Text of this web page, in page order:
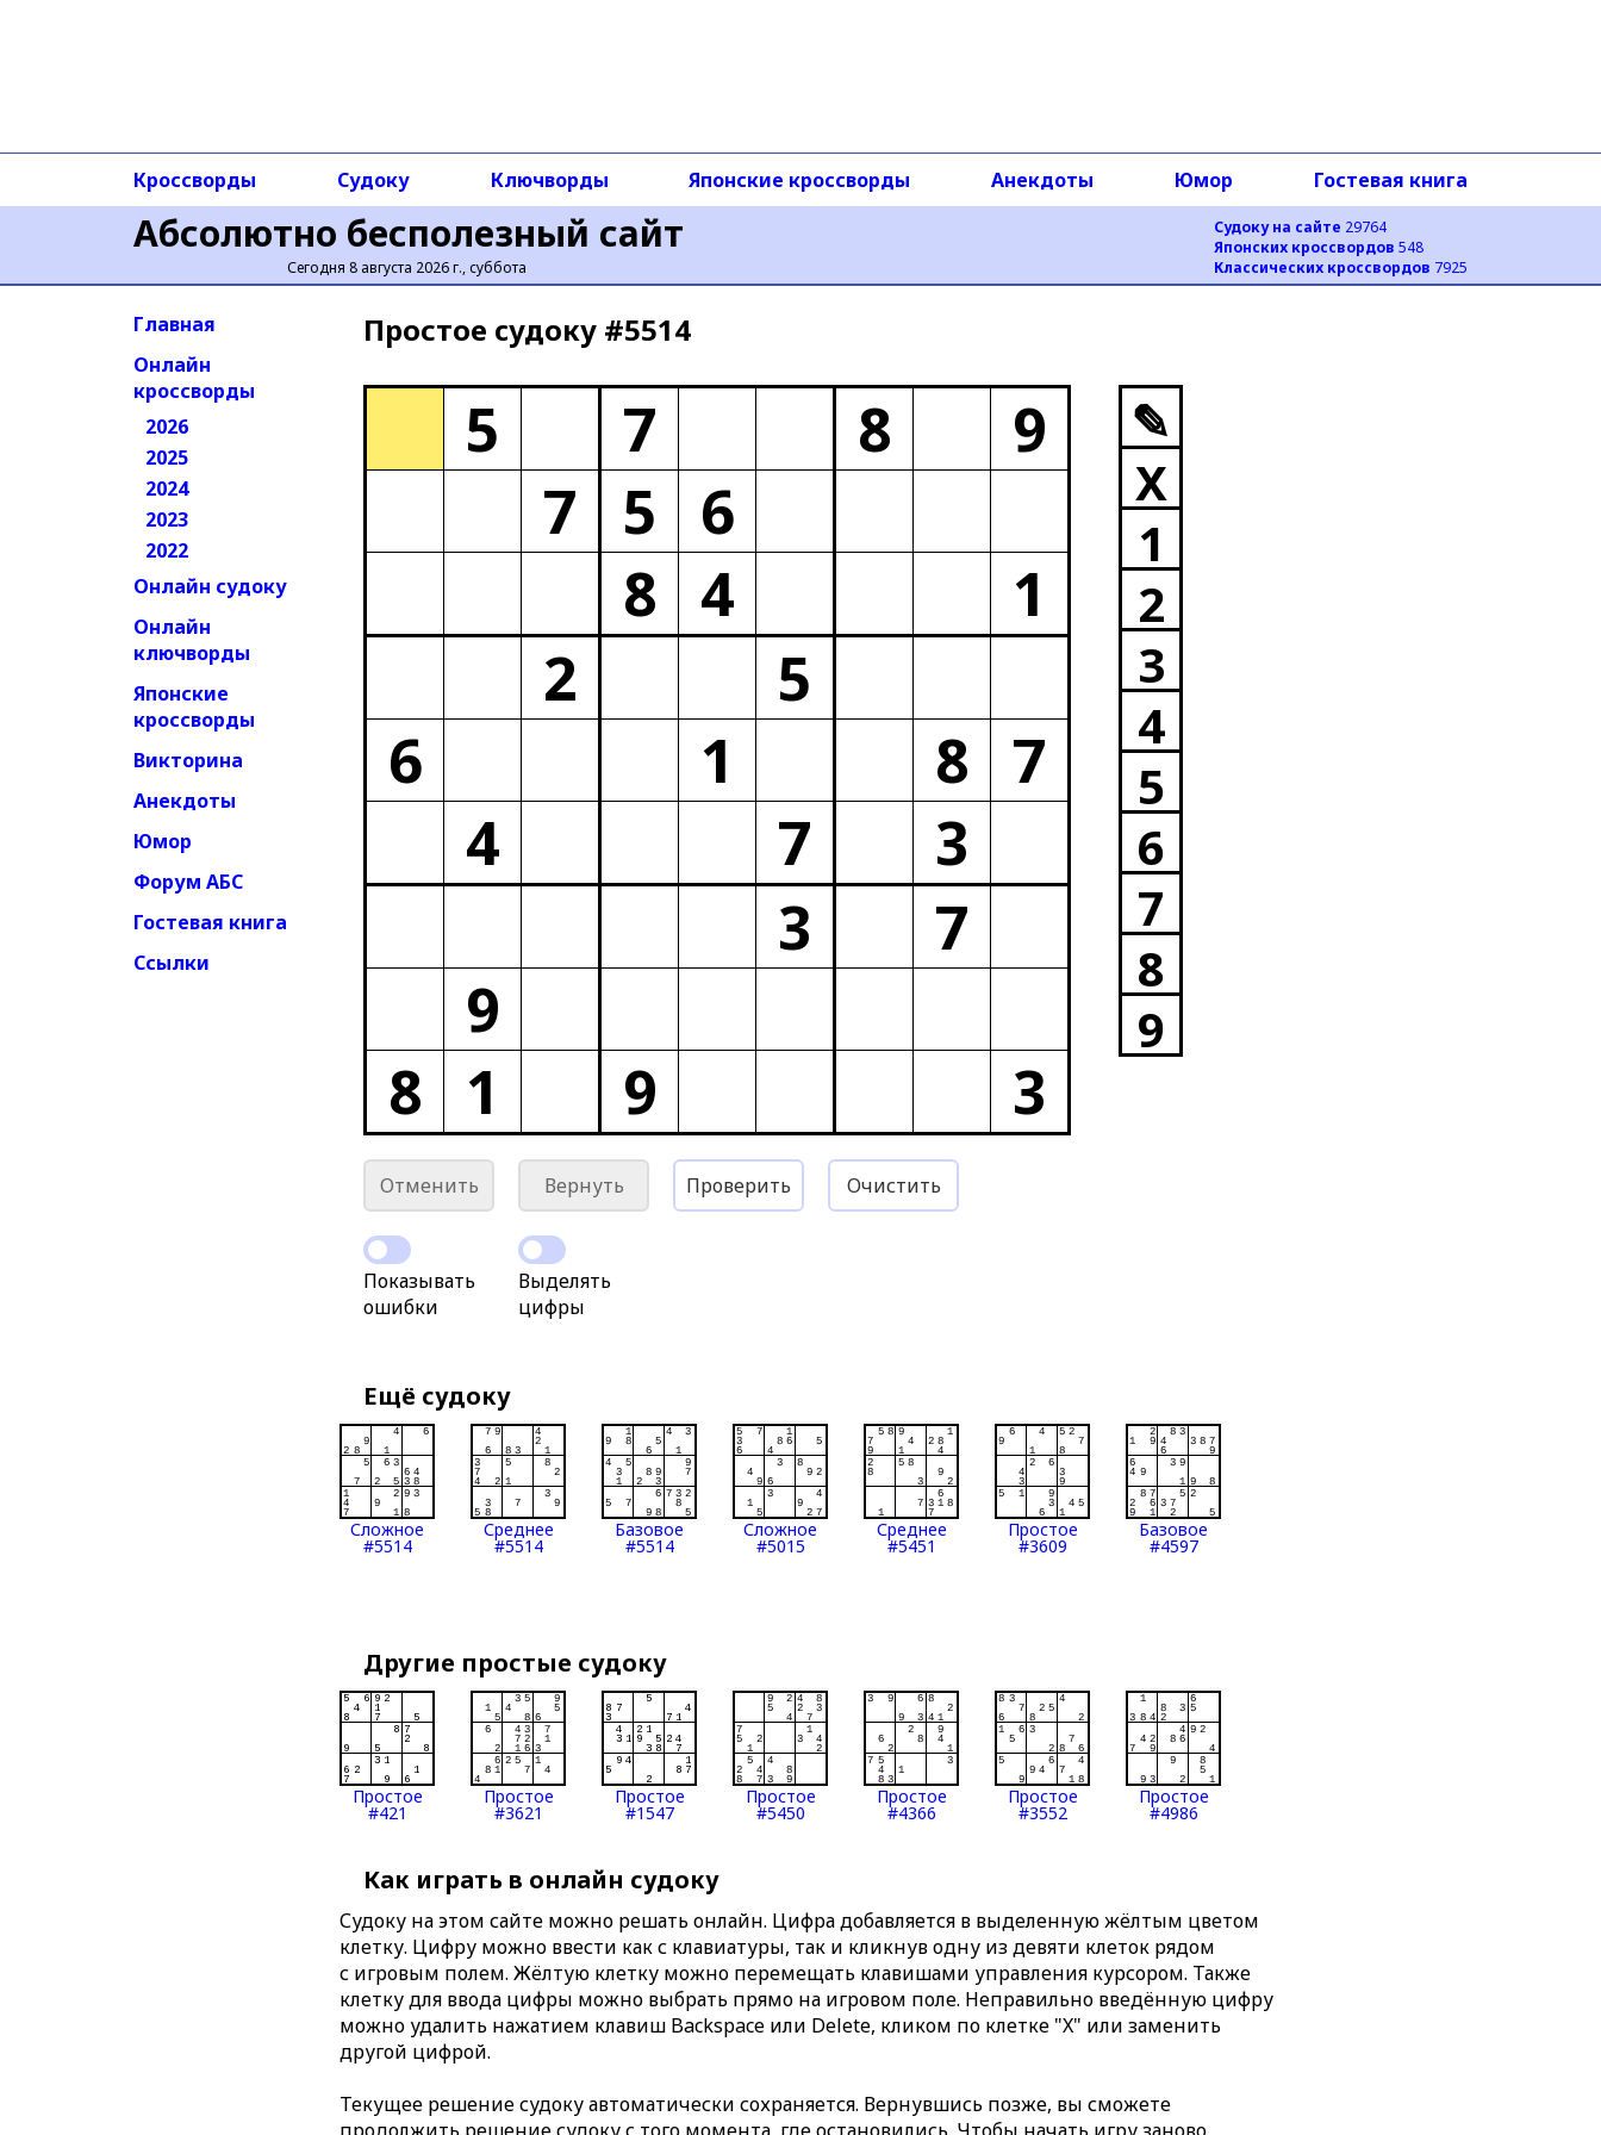
Абсолютно бесполезный сайт
Сегодня 8 августа 2026 г., суббота
Судоку на сайте 29764
Японских кроссвордов 548
Классических кроссвордов 7925
Кроссворды Судоку Ключворды Японские кроссворды Анекдоты Юмор Гостевая книга
Главная
Онлайн
кроссворды
2026
2025
2024
2023
2022
Онлайн судоку
Онлайн
ключворды
Японские
кроссворды
Викторина
Анекдоты
Юмор
Форум АБС
Гостевая книга
Ссылки
Простое cудоку #5514
5 7 8
9
7
5
6
8 4
1
2
5
6
1 8 7
4
7
3
3
7
9
8
1 9 3
✎
X
1
2
3
4
5
6
7
8
9
Отменить Вернуть Проверить Очистить
Показывать
ошибки
Выделять
цифры
Ещё судоку
Сложное
#5514
Среднее
#5514
Базовое
#5514
Сложное
#5015
Среднее
#5451
Простое
#3609
Базовое
#4597
Другие простые судоку
Простое
#421
Простое
#3621
Простое
#1547
Простое
#5450
Простое
#4366
Простое
#3552
Простое
#4986
Как играть в онлайн судоку
Судоку на этом сайте можно решать онлайн. Цифра добавляется в выделенную жёлтым цветом
клетку. Цифру можно ввести как с клавиатуры, так и кликнув одну из девяти клеток рядом
с игровым полем. Жёлтую клетку можно перемещать клавишами управления курсором. Также
клетку для ввода цифры можно выбрать прямо на игровом поле. Неправильно введённую цифру
можно удалить нажатием клавиш Backspace или Delete, кликом по клетке "X" или заменить
другой цифрой.
Текущее решение судоку автоматически сохраняется. Вернувшись позже, вы сможете